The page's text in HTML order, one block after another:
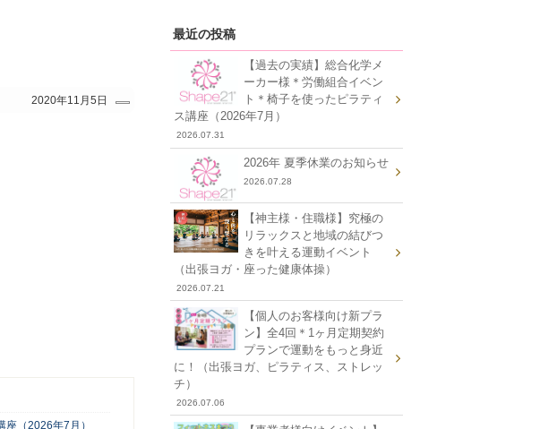
2020年11月5日
座（2026年7月）
最近の投稿
【過去の実績】総合化学メ
ーカー様＊労働組合イベン
ト＊椅子を使ったピラティ
ス講座（2026年7月）
2026.07.31
2026年 夏季休業のお知らせ
2026.07.28
【神主様・住職様】究極の
リラックスと地域の結びつ
きを叶える運動イベント
（出張ヨガ・座った健康体操）
2026.07.21
【個人のお客様向け新プラ
ン】全4回＊1ヶ月定期契約
プランで運動をもっと身近
に！（出張ヨガ、ピラティス、ストレッ
チ）
2026.07.06